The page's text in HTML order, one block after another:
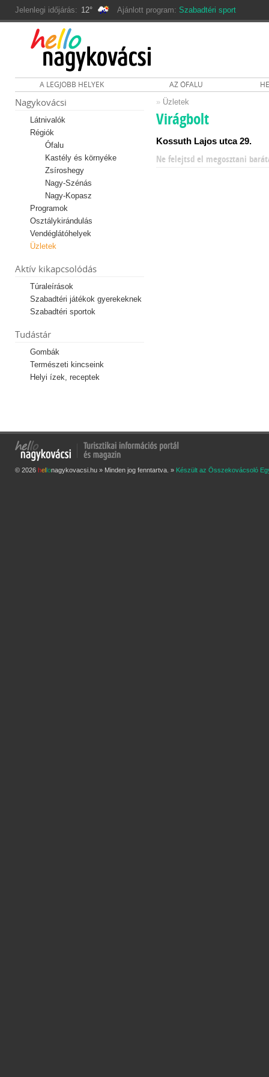
Jelenlegi időjárás: 12° Ajánlott program: Szabadtéri sport
A LEGJOBB HELYEK AZ ÓFALU
Nagykovácsi
Látnivalók
Régiók
Ófalu
Kastély és környéke
Zsíroshegy
Nagy-Szénás
Nagy-Kopasz
Programok
Osztálykirándulás
Vendéglátóhelyek
Üzletek
Aktív kikapcsolódás
Túraleírások
Szabadtéri játékok gyerekeknek
Szabadtéri sportok
Tudástár
Gombák
Természeti kincseink
Helyi ízek, receptek
» Üzletek
Virágbolt
Kossuth Lajos utca 29.
Ne felejtsd el megosztani
© 2026 he onagykovacsi.hu » Minden jog fenntartva. » Készült az Összekovácsoló